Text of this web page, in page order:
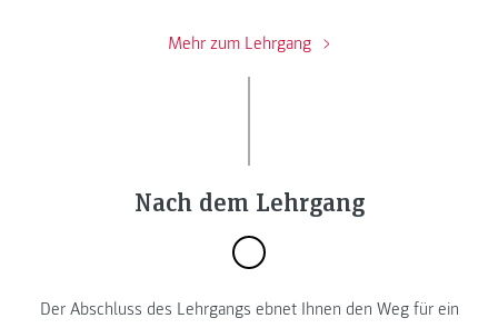
Mehr zum Lehrgang
Nach dem Lehrgang
Der Abschluss des Lehrgangs ebnet Ihnen den Weg für ein